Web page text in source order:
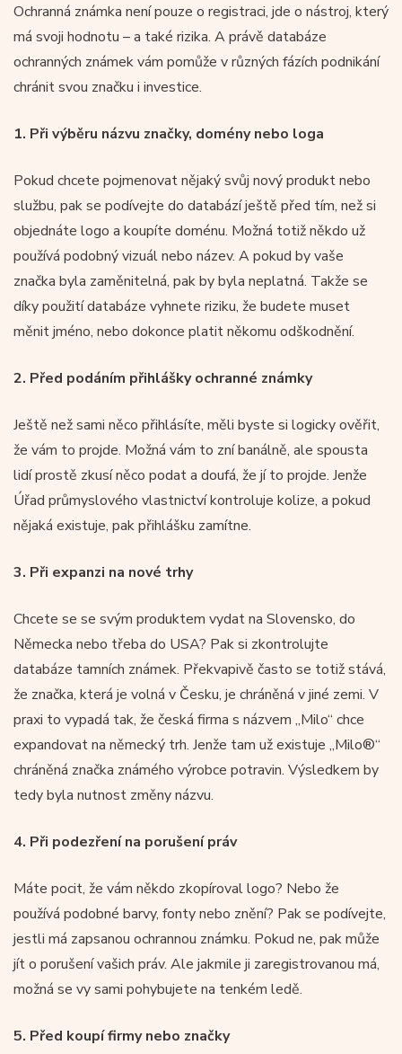
Ochranná známka není pouze o registraci, jde o nástroj, který
má svoji hodnotu – a také rizika. A právě databáze
ochranných známek vám pomůže v různých fázích podnikání
chránit svou značku i investice.
1. Při výběru názvu značky, domény nebo loga
Pokud chcete pojmenovat nějaký svůj nový produkt nebo
službu, pak se podívejte do databází ještě před tím, než si
objednáte logo a koupíte doménu. Možná totiž někdo už
používá podobný vizuál nebo název. A pokud by vaše
značka byla zaměnitelná, pak by byla neplatná. Takže se
díky použití databáze vyhnete riziku, že budete muset
měnit jméno, nebo dokonce platit někomu odškodnění.
2. Před podáním přihlášky ochranné známky
Ještě než sami něco přihlásíte, měli byste si logicky ověřit,
že vám to projde. Možná vám to zní banálně, ale spousta
lidí prostě zkusí něco podat a doufá, že jí to projde. Jenže
Úřad průmyslového vlastnictví kontroluje kolize, a pokud
nějaká existuje, pak přihlášku zamítne.
3. Při expanzi na nové trhy
Chcete se se svým produktem vydat na Slovensko, do
Německa nebo třeba do USA? Pak si zkontrolujte
databáze tamních známek. Překvapivě často se totiž stává,
že značka, která je volná v Česku, je chráněná v jiné zemi. V
praxi to vypadá tak, že česká firma s názvem „Milo“ chce
expandovat na německý trh. Jenže tam už existuje „Milo®“
chráněná značka známého výrobce potravin. Výsledkem by
tedy byla nutnost změny názvu.
4. Při podezření na porušení práv
Máte pocit, že vám někdo zkopíroval logo? Nebo že
používá podobné barvy, fonty nebo znění? Pak se podívejte,
jestli má zapsanou ochrannou známku. Pokud ne, pak může
jít o porušení vašich práv. Ale jakmile ji zaregistrovanou má,
možná se vy sami pohybujete na tenkém ledě.
5. Před koupí firmy nebo značky